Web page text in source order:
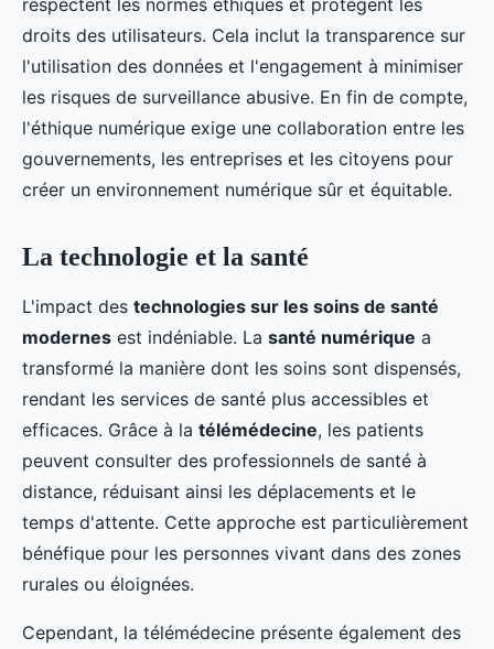
respectent les normes éthiques et protègent les
droits des utilisateurs. Cela inclut la transparence sur
l'utilisation des données et l'engagement à minimiser
les risques de surveillance abusive. En fin de compte,
l'éthique numérique exige une collaboration entre les
gouvernements, les entreprises et les citoyens pour
créer un environnement numérique sûr et équitable.
La technologie et la santé
L'impact des technologies sur les soins de santé
modernes est indéniable. La santé numérique a
transformé la manière dont les soins sont dispensés,
rendant les services de santé plus accessibles et
efficaces. Grâce à la télémédecine, les patients
peuvent consulter des professionnels de santé à
distance, réduisant ainsi les déplacements et le
temps d'attente. Cette approche est particulièrement
bénéfique pour les personnes vivant dans des zones
rurales ou éloignées.
Cependant, la télémédecine présente également des